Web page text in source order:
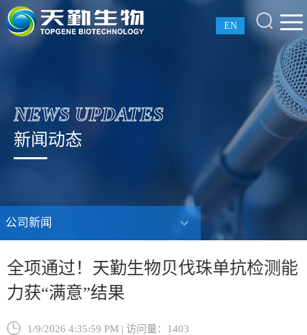
EN
NEWS UPDATES
新闻动态
公司新闻
全项通过！天勤生物贝伐珠单抗检测能
力获“满意”结果
1/9/2026 4:35:59 PM | 访问量：1403